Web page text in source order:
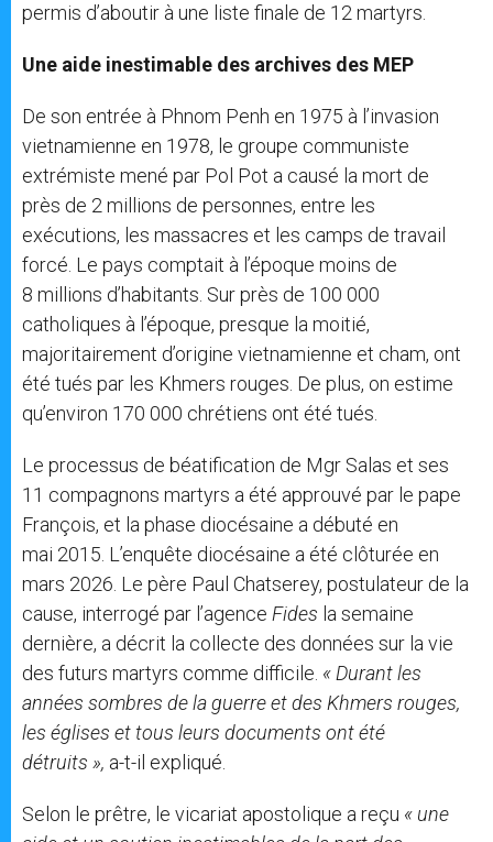
permis d’aboutir à une liste finale de 12 martyrs.
Une aide inestimable des archives des MEP
De son entrée à Phnom Penh en 1975 à l’invasion
vietnamienne en 1978, le groupe communiste
extrémiste mené par Pol Pot a causé la mort de
près de 2 millions de personnes, entre les
exécutions, les massacres et les camps de travail
forcé. Le pays comptait à l’époque moins de
8 millions d’habitants. Sur près de 100 000
catholiques à l’époque, presque la moitié,
majoritairement d’origine vietnamienne et cham, ont
été tués par les Khmers rouges. De plus, on estime
qu’environ 170 000 chrétiens ont été tués.
Le processus de béatification de Mgr Salas et ses
11 compagnons martyrs a été approuvé par le pape
François, et la phase diocésaine a débuté en
mai 2015. L’enquête diocésaine a été clôturée en
mars 2026. Le père Paul Chatserey, postulateur de la
cause, interrogé par l’agence Fides la semaine
dernière, a décrit la collecte des données sur la vie
des futurs martyrs comme difficile. « Durant les
années sombres de la guerre et des Khmers rouges,
les églises et tous leurs documents ont été
détruits », a-t-il expliqué.
Selon le prêtre, le vicariat apostolique a reçu « une